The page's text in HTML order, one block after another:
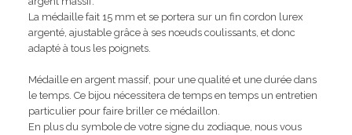
La médaille fait 15 mm et se portera sur un fin cordon lurex
argenté, ajustable grâce à ses nœuds coulissants, et donc
adapté à tous les poignets.
Médaille en argent massif, pour une qualité et une durée dans
le temps. Ce bijou nécessitera de temps en temps un entretien
particulier pour faire briller ce médaillon.
En plus du symbole de votre signe du zodiaque, nous vous